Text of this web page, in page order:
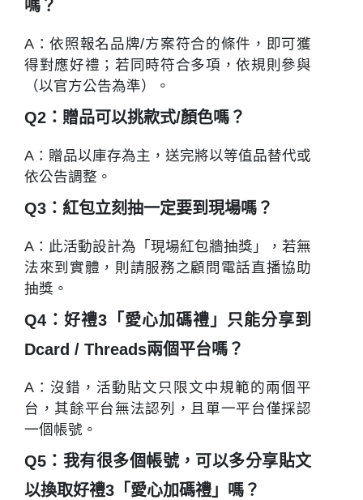
嗎？
A：依照報名品牌/方案符合的條件，即可獲
得對應好禮；若同時符合多項，依規則參與
（以官方公告為準）。
Q2：贈品可以挑款式/顏色嗎？
A：贈品以庫存為主，送完將以等值品替代或
依公告調整。
Q3：紅包立刻抽一定要到現場嗎？
A：此活動設計為「現場紅包牆抽獎」，若無
法來到實體，則請服務之顧問電話直播協助
抽獎。
Q4： 好禮3「愛心加碼禮」只能分享到
Dcard / Threads兩個平台嗎？
A：沒錯，活動貼文只限文中規範的兩個平
台，其餘平台無法認列，且單一平台僅採認
一個帳號。
Q5：我有很多個帳號，可以多分享貼文
以換取好禮3「愛心加碼禮」嗎？